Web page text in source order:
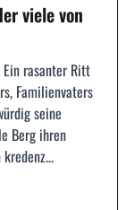
viele von
Ein rasanter Ritt
Familienvaters
seine
Berg ihren